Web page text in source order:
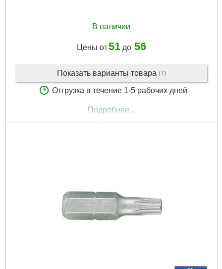
В наличии
Цены от51до 56
Показать варианты товара (7)
Отгрузка в течение 1-5 рабочих дней
Подробнее...